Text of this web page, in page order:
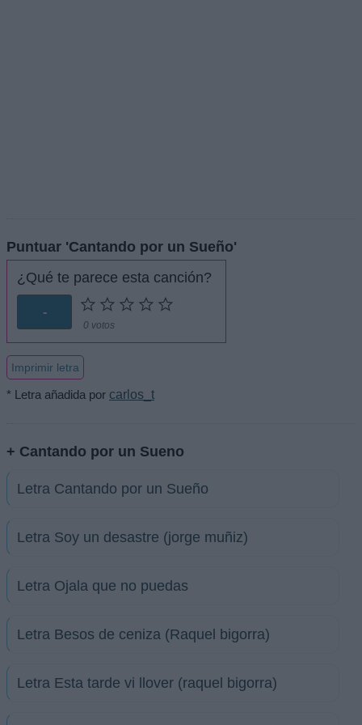
Puntuar 'Cantando por un Sueño'
¿Qué te parece esta canción?
-
0 votos
Imprimir letra
* Letra añadida por carlos_t
+ Cantando por un Sueno
Letra Cantando por un Sueño
Letra Soy un desastre (jorge muñiz)
Letra Ojala que no puedas
Letra Besos de ceniza (Raquel bigorra)
Letra Esta tarde vi llover (raquel bigorra)